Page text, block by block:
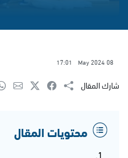
08 May 2024
17:01
شارك المقال
محتويات المقال